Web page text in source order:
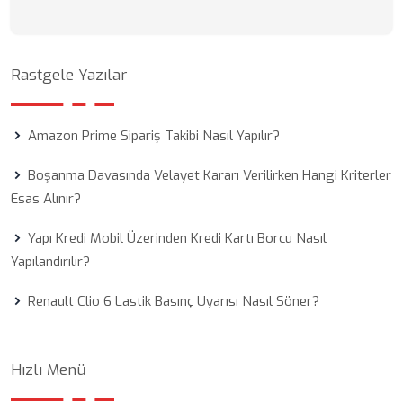
Rastgele Yazılar
Amazon Prime Sipariş Takibi Nasıl Yapılır?
Boşanma Davasında Velayet Kararı Verilirken Hangi Kriterler
Esas Alınır?
Yapı Kredi Mobil Üzerinden Kredi Kartı Borcu Nasıl
Yapılandırılır?
Renault Clio 6 Lastik Basınç Uyarısı Nasıl Söner?
Hızlı Menü